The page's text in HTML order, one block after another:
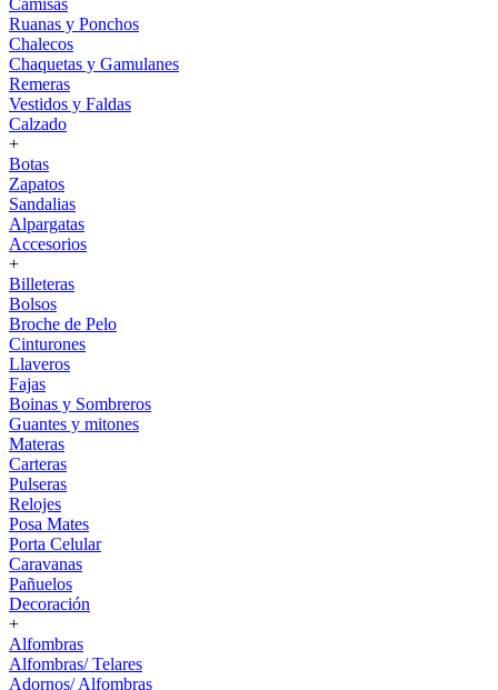
Camisas
Ruanas y Ponchos
Chalecos
Chaquetas y Gamulanes
Remeras
Vestidos y Faldas
Calzado
+
Botas
Zapatos
Sandalias
Alpargatas
Accesorios
+
Billeteras
Bolsos
Broche de Pelo
Cinturones
Llaveros
Fajas
Boinas y Sombreros
Guantes y mitones
Materas
Carteras
Pulseras
Relojes
Posa Mates
Porta Celular
Caravanas
Pañuelos
Decoración
+
Alfombras
Alfombras/ Telares
Adornos/ Alfombras